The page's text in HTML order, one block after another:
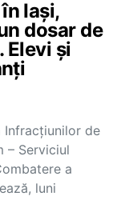
Iași,
dosar de
Elevi și
Infracțiunilor de
– Serviciul
a
luni